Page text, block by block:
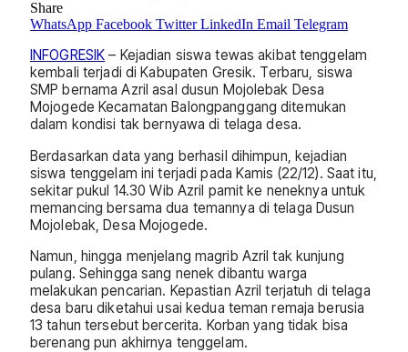
Share
WhatsApp Facebook Twitter LinkedIn Email Telegram
INFOGRESIK – Kejadian siswa tewas akibat tenggelam
kembali terjadi di Kabupaten Gresik. Terbaru, siswa
SMP bernama Azril asal dusun Mojolebak Desa
Mojogede Kecamatan Balongpanggang ditemukan
dalam kondisi tak bernyawa di telaga desa.
Berdasarkan data yang berhasil dihimpun, kejadian
siswa tenggelam ini terjadi pada Kamis (22/12). Saat itu,
sekitar pukul 14.30 Wib Azril pamit ke neneknya untuk
memancing bersama dua temannya di telaga Dusun
Mojolebak, Desa Mojogede.
Namun, hingga menjelang magrib Azril tak kunjung
pulang. Sehingga sang nenek dibantu warga
melakukan pencarian. Kepastian Azril terjatuh di telaga
desa baru diketahui usai kedua teman remaja berusia
13 tahun tersebut bercerita. Korban yang tidak bisa
berenang pun akhirnya tenggelam.